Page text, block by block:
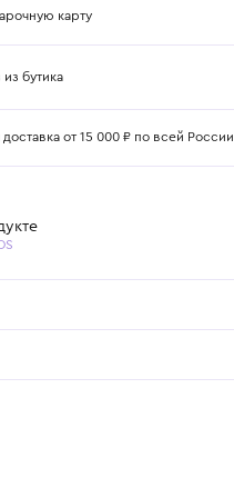
карту
бутика
доставка от 15 000 ₽ по всей России